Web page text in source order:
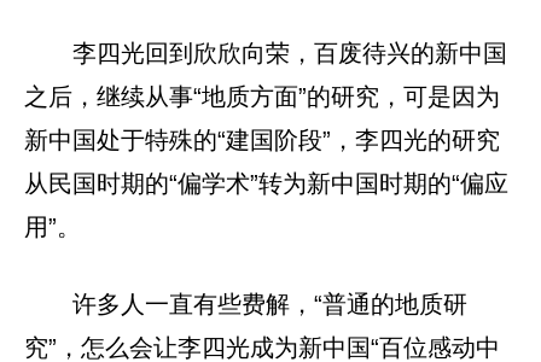
李四光回到欣欣向荣，百废待兴的新中国
之后，继续从事“地质方面”的研究，可是因为
新中国处于特殊的“建国阶段”，李四光的研究
从民国时期的“偏学术”转为新中国时期的“偏应
用”。
许多人一直有些费解，“普通的地质研
究”，怎么会让李四光成为新中国“百位感动中